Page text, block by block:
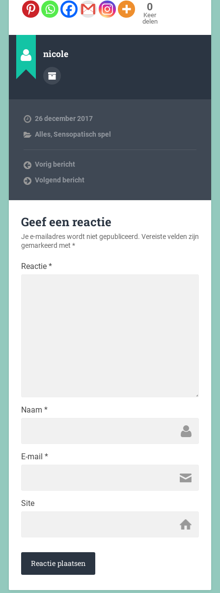
0
Keer
delen
nicole
26 december 2017
Alles,Sensopatisch spel
Vorig bericht
Volgend bericht
Geef een reactie
Je e-mailadres wordt niet gepubliceerd. Vereiste velden zijn
gemarkeerd met *
Reactie *
Naam *
E-mail *
Site